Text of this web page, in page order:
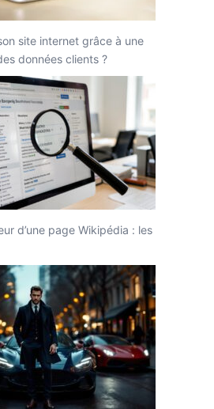
site internet grâce à une
données clients ?
d’une page Wikipédia : les